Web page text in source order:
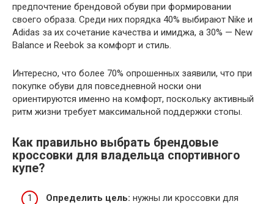
предпочтение брендовой обуви при формировании
своего образа. Среди них порядка 40% выбирают Nike и
Adidas за их сочетание качества и имиджа, а 30% — New
Balance и Reebok за комфорт и стиль.
Интересно, что более 70% опрошенных заявили, что при
покупке обуви для повседневной носки они
ориентируются именно на комфорт, поскольку активный
ритм жизни требует максимальной поддержки стопы.
Как правильно выбрать брендовые
кроссовки для владельца спортивного
купе?
Определить цель: нужны ли кроссовки для